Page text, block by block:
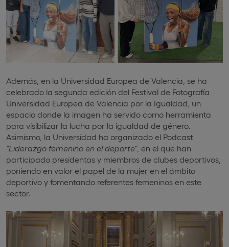
Además, en la Universidad Europea de Valencia, se ha
celebrado la segunda edición del Festival de Fotografía
Universidad Europea de Valencia por la Igualdad, un
espacio donde la imagen ha servido como herramienta
para visibilizar la lucha por la igualdad de género.
Asimismo, la Universidad ha organizado el Podcast
"Liderazgo femenino en el deporte", en el que han
participado presidentas y miembros de clubes deportivos,
poniendo en valor el papel de la mujer en el ámbito
deportivo y fomentando referentes femeninos en este
sector.